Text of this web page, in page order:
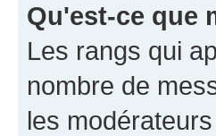
Qu'est-ce que
Les rangs qui
nombre de
les